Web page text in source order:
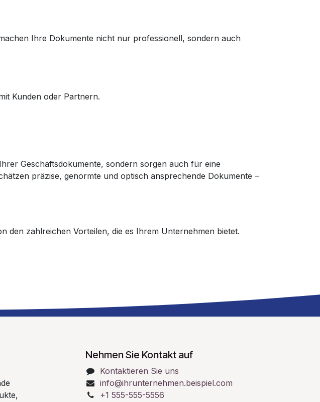
Ihre Dokumente nicht nur professionell, sondern auch
Kunden oder Partnern.
Geschäftsdokumente, sondern sorgen auch für eine
präzise, genormte und optisch ansprechende Dokumente –
den zahlreichen Vorteilen, die es Ihrem Unternehmen bietet.
Nehmen Sie Kontakt auf
Kontaktieren Sie uns
info@ihrunternehmen.beispiel.com
+1 555-555-5556